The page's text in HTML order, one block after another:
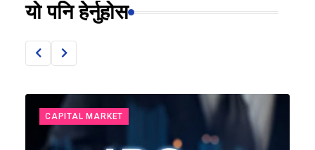
यो पनि हेर्नुहोस
CAPITAL MARKET